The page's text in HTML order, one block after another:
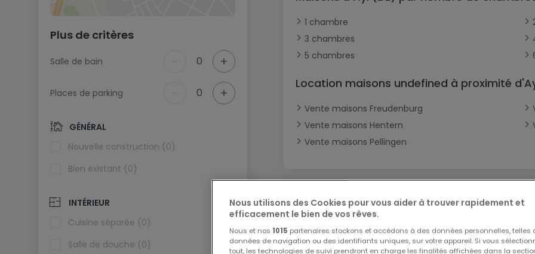
Corps de ferme
Châlet
Bungalow
Mansarde
Rez-de-chaussée
Garage fermé
Local commercial
Fonds de Commerce
Restaurant
Entrepôt
Exploitation agricole
1 chambre
3 chambres
5 chambres
Location maisons undefined à proximité
Vente maisons Freudenburg
Vente maisons Hentern
Vente maisons Pellingen
Modifiez vos critères de
Plus de critères
Salle de bain 0 +
Places de parking 0 +
GÉNÉRAL
Nouvelle construction (0)
Bien existant (0)
INTÉRIEUR
Cuisine séparée (0)
Salle de douche (0)
Nous utilisons des Cookies pour vous aider à trouver rapidement et
efficacement le bien de vos rêves.
Nous et nos 1015 partenaires stockons et accédons à des données personnelles, telles
données de navigation ou des identifiants uniques, sur votre appareil. Si vous
tout, les technologies de suivi prendront en charge les finalités affichées dans la